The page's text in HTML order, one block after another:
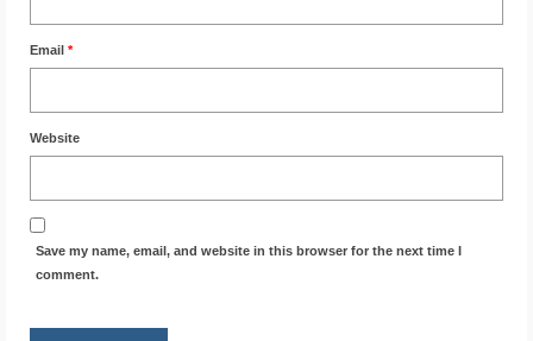
Email *
Website
Save my name, email, and website in this browser for the next time I
comment.